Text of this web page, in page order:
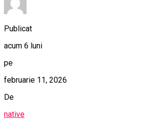
Publicat
acum 6 luni
pe
februarie 11, 2026
De
native